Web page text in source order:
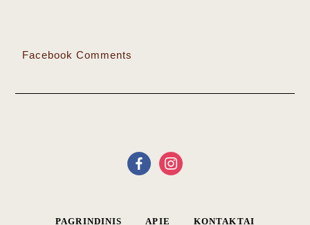
Facebook Comments
PAGRINDINIS APIE KONTAKTAI